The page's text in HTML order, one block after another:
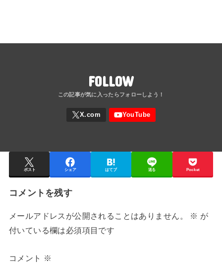
FOLLOW
ポスト シェア はてブ 送る Pocket
コメントを残す
メールアドレスが公開されることはありません。 ※ が
付いている欄は必須項目です
コメント ※